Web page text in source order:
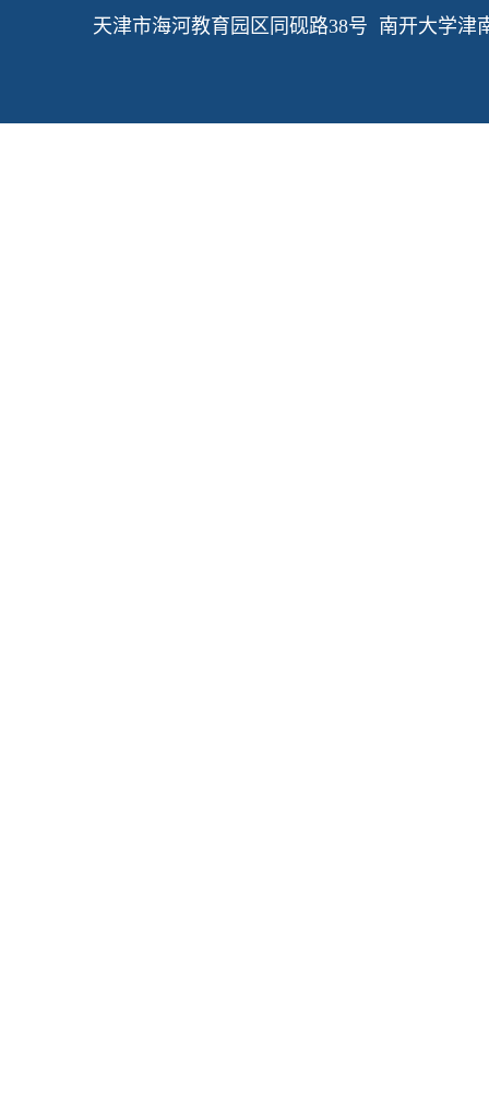
天津市海河教育园区同砚路38号 南开大学